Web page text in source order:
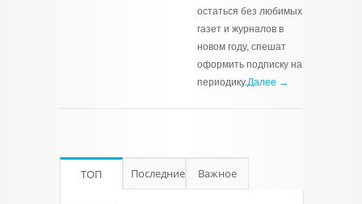
остаться без любимых
газет и журналов в
новом году, спешат
оформить подписку на
периодику.Далее →
ТОП Последние Важное